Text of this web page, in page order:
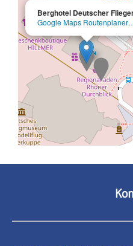
Berghotel Deutscher
Google Maps